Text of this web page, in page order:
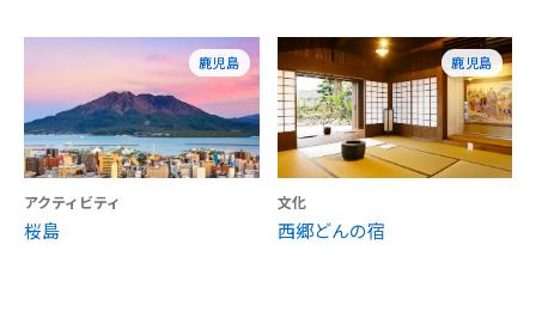
鹿児島
アクティビティ
桜島
鹿児島
文化
西郷どんの宿